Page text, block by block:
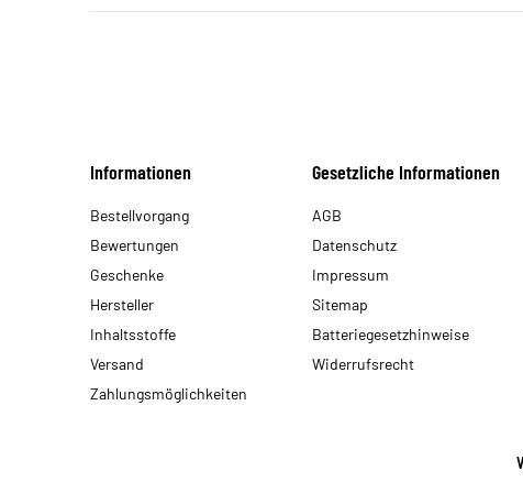
Informationen
Bestellvorgang
Bewertungen
Geschenke
Hersteller
Inhaltsstoffe
Versand
Zahlungsmöglichkeiten
Gesetzliche Informationen
AGB
Datenschutz
Impressum
Sitemap
Batteriegesetzhinweise
Widerrufsrecht